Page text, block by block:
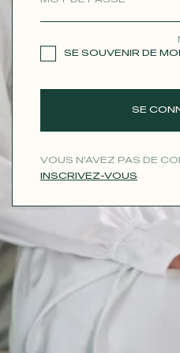
SE SOUVENIR DE MOI
SE
VOUS N'AVEZ PAS DE
INSCRIVEZ-VOUS